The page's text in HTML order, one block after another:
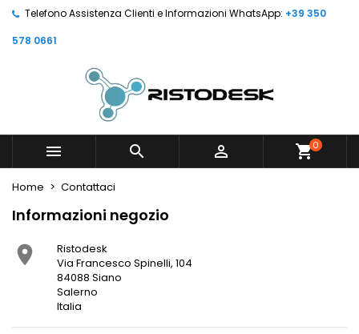
Telefono Assistenza Clienti e Informazioni WhatsApp: +39 350
578 0661
   shopping_cart0
Home Contattaci
Informazioni negozio

Ristodesk
Via Francesco Spinelli, 104
84088 Siano
Salerno
Italia